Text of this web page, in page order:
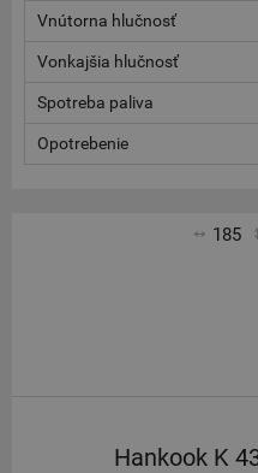
Vnútorna hlučnosť
Vonkajšia hlučnosť
Spotreba paliva
Opotrebenie
185
Hankook K